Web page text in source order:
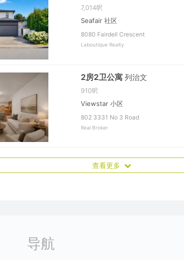
7,014呎
Seafair 社区
8080 Fairdell Crescent
Laboutique Realty
2房2卫公寓列治文
910呎
Viewstar 小区
802 3331 No 3 Road
Real Broker
查看更多
导航